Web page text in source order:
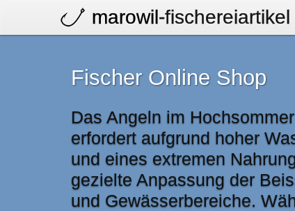
marowil-fischereiartikel
Fischer Online Shop
Das Angeln im
erfordert aufgrund hoher
und eines extremen
gezielte Anpassung der
und Gewässerbereiche.